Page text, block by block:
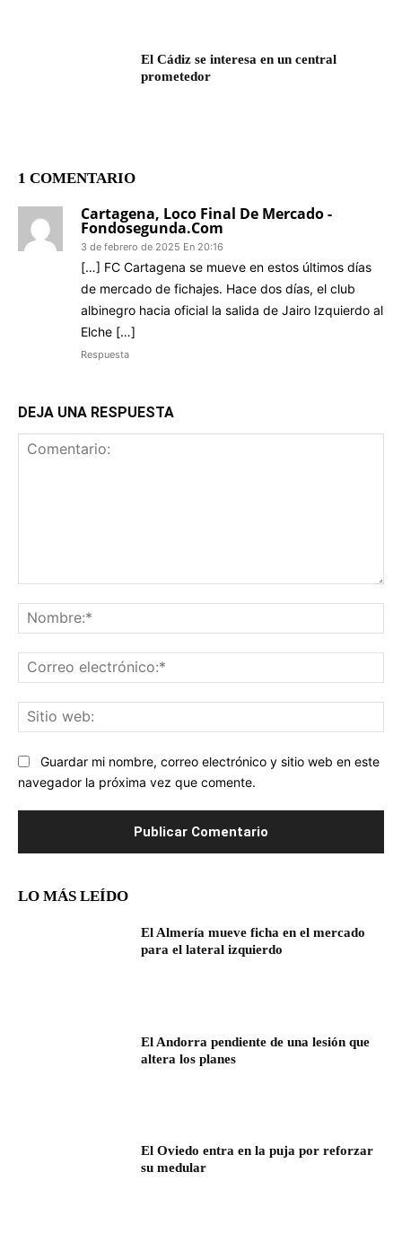
El Cádiz se interesa en un central
prometedor
1 COMENTARIO
Cartagena, Loco Final De Mercado -
Fondosegunda.com
3 de febrero de 2025 En 20:16
[…] FC Cartagena se mueve en estos últimos días
de mercado de fichajes. Hace dos días, el club
albinegro hacia oficial la salida de Jairo Izquierdo al
Elche […]
Respuesta
DEJA UNA RESPUESTA
Guardar mi nombre, correo electrónico y sitio web en este
navegador la próxima vez que comente.
LO MÁS LEÍDO
El Almería mueve ficha en el mercado
para el lateral izquierdo
El Andorra pendiente de una lesión que
altera los planes
El Oviedo entra en la puja por reforzar
su medular